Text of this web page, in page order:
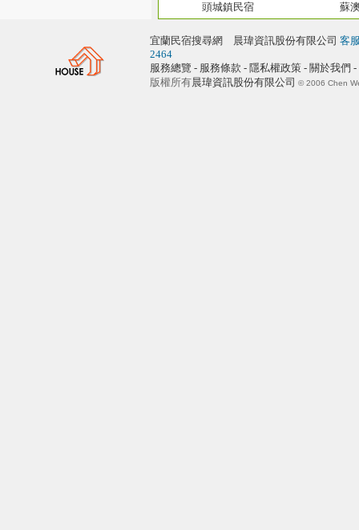
頭城鎮民宿 蘇
宜蘭民宿搜尋網 晨瑋資訊股份有限公司 客
2464
服務總覽 - 服務條款 - 隱私權政策 - 關於我們 -
版權所有晨瑋資訊股份有限公司 © 2006 Chen